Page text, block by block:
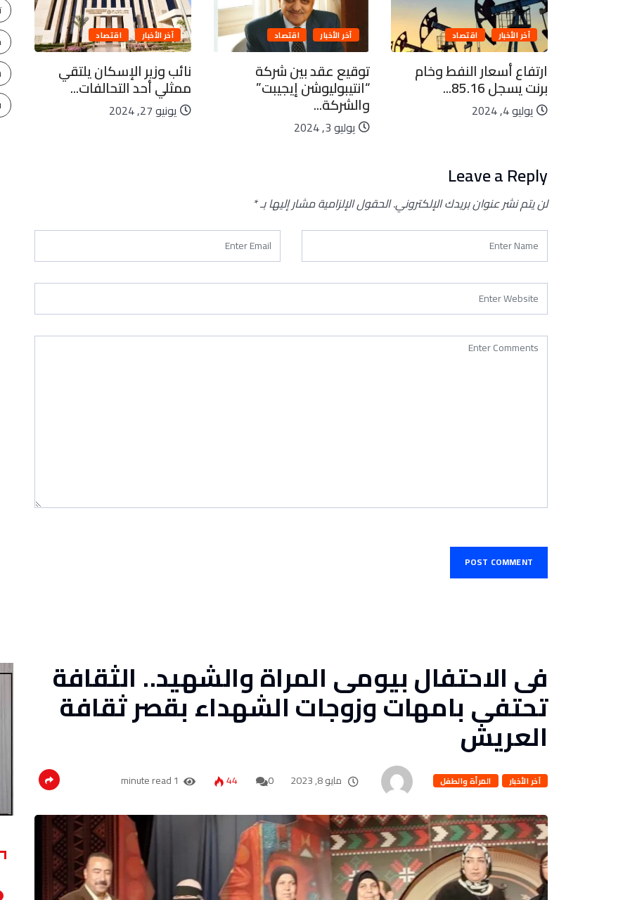
آخر الأخبار اقتصاد
ارتفاع أسعار النفط وخام
برنت يسجل 85.16...
يوليو 4, 2024
آخر الأخبار اقتصاد
توقيع عقد بين شركة
“انتيبوليوشن إيجيبت”
والشركة...
يوليو 3, 2024
آخر الأخبار اقتصاد
نائب وزير الإسكان يلتقي
ممثلي أحد التحالفات...
يونيو 27, 2024
Leave a Reply
لن يتم نشر عنوان بريدك الإلكتروني.الحقول الإلزامية مشار إليها بـ*
فى الاحتفال بيومى المراة والشهيد.. الثقافة
تحتفى بامهات وزوجات الشهداء بقصر ثقافة
العريش
آخر الأخبار المرأة والطفل مايو 8, 2023 0
44
1 minute read